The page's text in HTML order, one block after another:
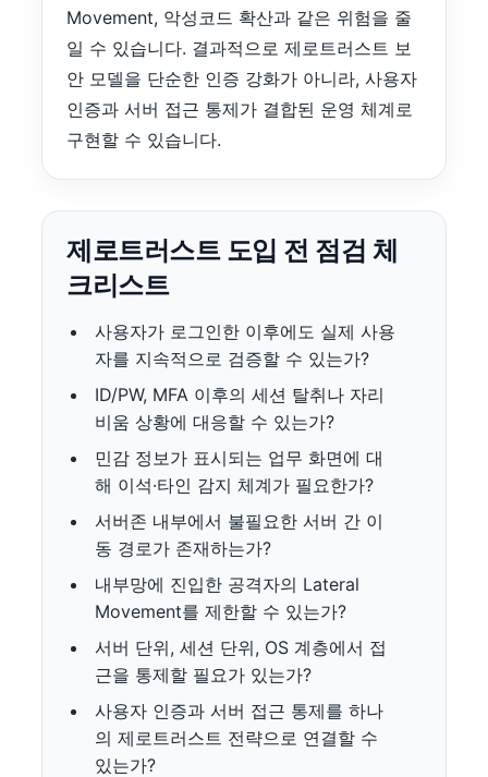
Movement, 악성코드 확산과 같은 위험을 줄
일 수 있습니다. 결과적으로 제로트러스트 보
안 모델을 단순한 인증 강화가 아니라, 사용자
인증과 서버 접근 통제가 결합된 운영 체계로
구현할 수 있습니다.
제로트러스트 도입 전 점검 체
크리스트
사용자가 로그인한 이후에도 실제 사용
자를 지속적으로 검증할 수 있는가?
ID/PW, MFA 이후의 세션 탈취나 자리
비움 상황에 대응할 수 있는가?
민감 정보가 표시되는 업무 화면에 대
해 이석·타인 감지 체계가 필요한가?
서버존 내부에서 불필요한 서버 간 이
동 경로가 존재하는가?
내부망에 진입한 공격자의 Lateral
Movement를 제한할 수 있는가?
서버 단위, 세션 단위, OS 계층에서 접
근을 통제할 필요가 있는가?
사용자 인증과 서버 접근 통제를 하나
의 제로트러스트 전략으로 연결할 수
있는가?